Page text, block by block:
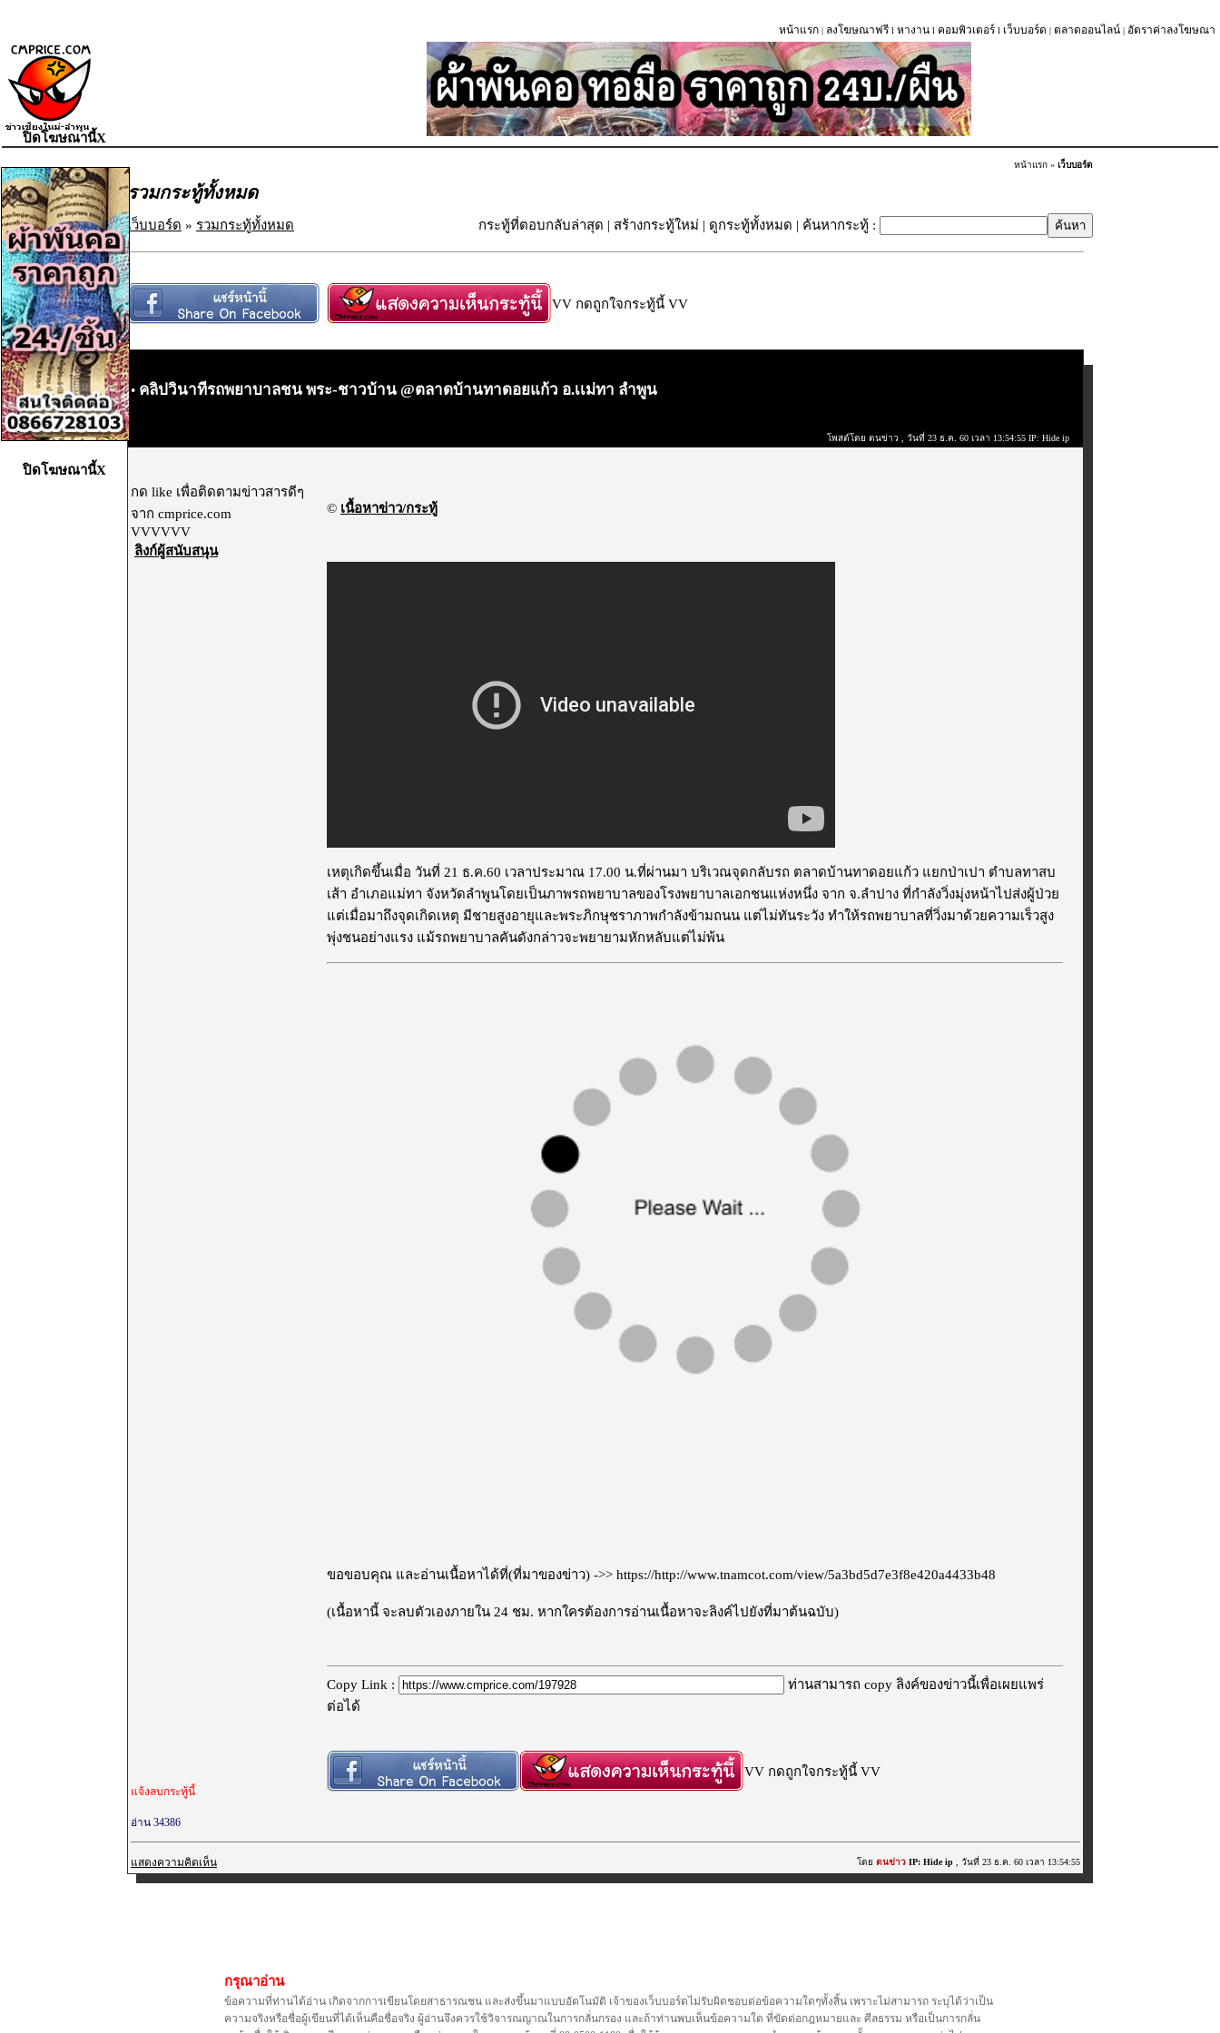
หน้าแรก | ลงโฆษณาฟรี l หางาน l คอมพิวเตอร์ l เว็บบอร์ด | ตลาดออนไลน์ | อัตราค่าลงโฆษณา
หน้าแรก » เว็บบอร์ด
รวมกระทู้ทั้งหมด
เว็บบอร์ด » รวมกระทู้ทั้งหมด กระทู้ที่ตอบกลับล่าสุด | สร้างกระทู้ใหม่ | ดูกระทู้ทั้งหมด | ค้นหากระทู้ :
VV กดถูกใจกระทู้นี้ VV
• คลิปวินาทีรถพยาบาลชน พระ-ชาวบ้าน @ตลาดบ้านทาดอยแก้ว อ.เเม่ทา ลำพูน
โพสต์โดย ตนข่าว , วันที่ 23 ธ.ค. 60 เวลา 13:54:55 IP: Hide ip
กด like เพื่อติดตามข่าวสารดีๆ
จาก cmprice.com
VVVVVV
ลิงก์ผู้สนับสนุน
© เนื้อหาข่าว/กระทู้
เหตุเกิดขึ้นเมื่อ วันที่ 21 ธ.ค.60 เวลาประมาณ 17.00 น.ที่ผ่านมา บริเวณจุดกลับรถ ตลาดบ้านทาดอยแก้ว แยกป่าเปา ตำบลทาสบ
เส้า อำเภอแม่ทา จังหวัดลำพูนโดยเป็นภาพรถพยาบาลของโรงพยาบาลเอกชนแห่งหนึ่ง จาก จ.ลำปาง ที่กำลังวิ่งมุ่งหน้าไปส่งผู้ป่วย
แต่เมื่อมาถึงจุดเกิดเหตุ มีชายสูงอายุและพระภิกษุชราภาพกำลังข้ามถนน แต่ไม่ทันระวัง ทำให้รถพยาบาลที่วิ่งมาด้วยความเร็วสูง
พุ่งชนอย่างแรง แม้รถพยาบาลคันดังกล่าวจะพยายามหักหลับแต่ไม่พ้น
ขอขอบคุณ และอ่านเนื้อหาได้ที่(ที่มาของข่าว) ->> https://http://www.tnamcot.com/view/5a3bd5d7e3f8e420a4433b48
(เนื้อหานี้ จะลบตัวเองภายใน 24 ชม. หากใครต้องการอ่านเนื้อหาจะลิงค์ไปยังที่มาต้นฉบับ)
Copy Link :
ท่านสามารถ copy ลิงค์ของข่าวนี้เพื่อเผยแพร่
ต่อได้
VV กดถูกใจกระทู้นี้ VV
แจ้งลบกระทู้นี้
อ่าน 34386
แสดงความคิดเห็น โดย ตนข่าว IP: Hide ip , วันที่ 23 ธ.ค. 60 เวลา 13:54:55
กรุณาอ่าน
ข้อความที่ท่านได้อ่าน เกิดจากการเขียนโดยสาธารณชน และส่งขึ้นมาแบบอัตโนมัติ เจ้าของเว็บบอร์ดไม่รับผิดชอบต่อข้อความใดๆทั้งสิ้น เพราะไม่สามารถ ระบุได้ว่าเป็น
ความจริงหรือชื่อผู้เขียนที่ได้เห็นคือชื่อจริง ผู้อ่านจึงควรใช้วิจารณญาณในการกลั่นกรอง และถ้าท่านพบเห็นข้อความใด ที่ขัดต่อกฎหมายและ ศีลธรรม หรือเป็นการกลั่น
ปิดโฆษณานี้X
ปิดโฆษณานี้X